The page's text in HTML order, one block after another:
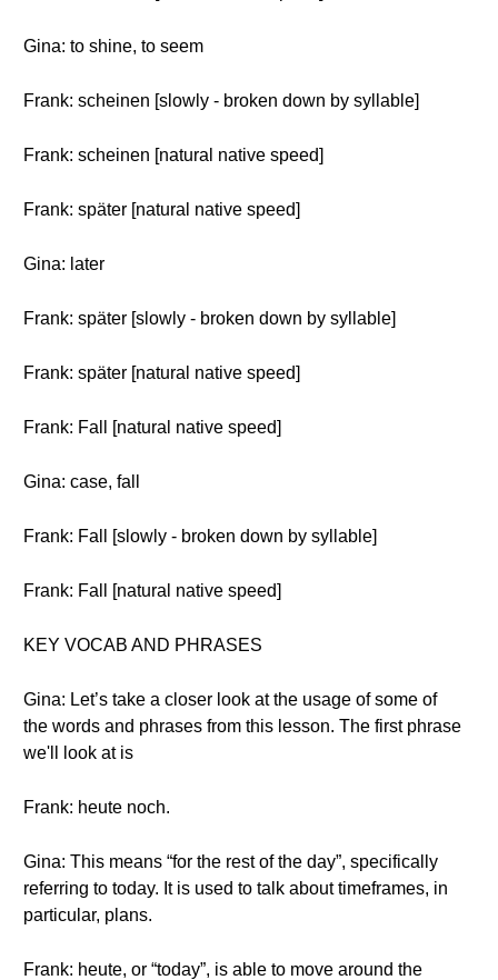
Gina: to shine, to seem
Frank: scheinen [slowly - broken down by syllable]
Frank: scheinen [natural native speed]
Frank: später [natural native speed]
Gina: later
Frank: später [slowly - broken down by syllable]
Frank: später [natural native speed]
Frank: Fall [natural native speed]
Gina: case, fall
Frank: Fall [slowly - broken down by syllable]
Frank: Fall [natural native speed]
KEY VOCAB AND PHRASES
Gina: Let’s take a closer look at the usage of some of
the words and phrases from this lesson. The first phrase
we'll look at is
Frank: heute noch.
Gina: This means “for the rest of the day”, specifically
referring to today. It is used to talk about timeframes, in
particular, plans.
Frank: heute, or “today”, is able to move around the